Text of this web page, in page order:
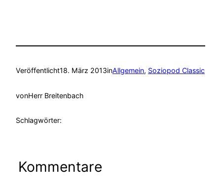
Veröffentlicht18. März 2013inAllgemein, Soziopod Classic
vonHerr Breitenbach
Schlagwörter:
Kommentare